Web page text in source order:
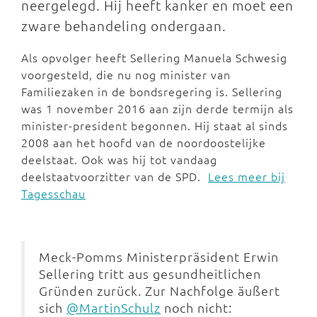
neergelegd. Hij heeft kanker en moet een
zware behandeling ondergaan.
Als opvolger heeft Sellering Manuela Schwesig
voorgesteld, die nu nog minister van
Familiezaken in de bondsregering is. Sellering
was 1 november 2016 aan zijn derde termijn als
minister-president begonnen. Hij staat al sinds
2008 aan het hoofd van de noordoostelijke
deelstaat. Ook was hij tot vandaag
deelstaatvoorzitter van de SPD. Lees meer bij
Tagesschau
Meck-Pomms Ministerpräsident Erwin
Sellering tritt aus gesundheitlichen
Gründen zurück. Zur Nachfolge äußert
sich @MartinSchulz noch nicht: